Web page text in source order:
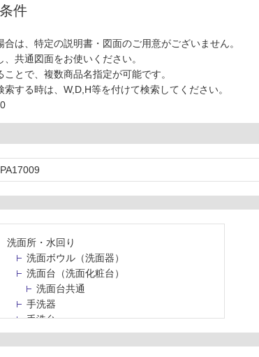
件
は、特定の説明書・図面のご用意がございません。
共通図面をお使いください。
とで、複数商品名指定が可能です。
する時は、W,D,H等を付けて検索してください。
洗面所・水回り
洗面ボウル（洗面器）
洗面台（洗面化粧台）
洗面台共通
手洗器
手洗台
水栓パン・スロップシンク
水栓金具・水栓（蛇口）・カラン